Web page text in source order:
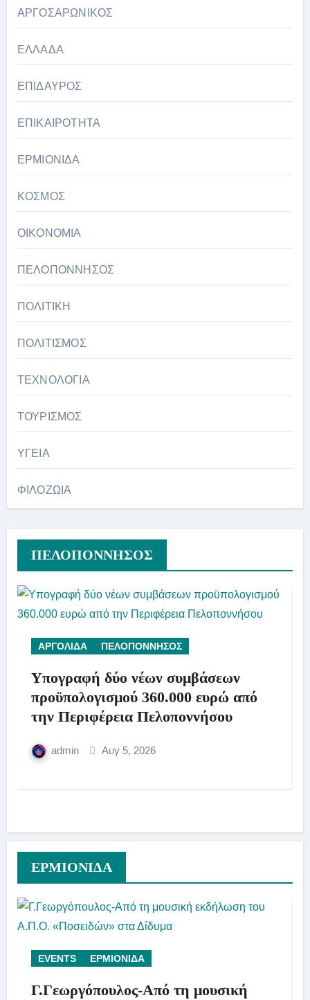
ΑΡΓΟΣΑΡΩΝΙΚΟΣ
ΕΛΛΑΔΑ
ΕΠΙΔΑΥΡΟΣ
ΕΠΙΚΑΙΡΟΤΗΤΑ
ΕΡΜΙΟΝΙΔΑ
ΚΟΣΜΟΣ
ΟΙΚΟΝΟΜΙΑ
ΠΕΛΟΠΟΝΝΗΣΟΣ
ΠΟΛΙΤΙΚΗ
ΠΟΛΙΤΙΣΜΟΣ
ΤΕΧΝΟΛΟΓΙΑ
ΤΟΥΡΙΣΜΟΣ
ΥΓΕΙΑ
ΦΙΛΟΖΩΙΑ
ΠΕΛΟΠΟΝΝΗΣΟΣ
ΑΡΓΟΛΙΔΑ ΠΕΛΟΠΟΝΝΗΣΟΣ
Υπογραφή δύο νέων συμβάσεων
προϋπολογισμού 360.000 ευρώ από
την Περιφέρεια Πελοποννήσου
admin Αυγ 5, 2026
ΕΡΜΙΟΝΙΔΑ
EVENTS ΕΡΜΙΟΝΙΔΑ
Γ.Γεωργόπουλος-Από τη μουσική